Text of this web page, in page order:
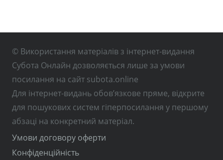
© Використання матеріалів з інтернет-видання
Субота Онлайн дозволяється лише за умови
посилання на сайт subota.online
Для інтернет-видань обов’язкове пряме, відкрите
для пошукових систем гіперпосилання у першому
абзаці на конкретний матеріал.
Умови договору оферти
Конфіденційність